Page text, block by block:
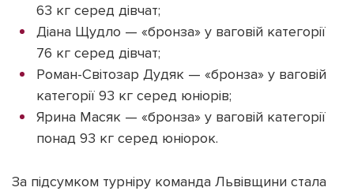
63 кг серед дівчат;
Діана Щудло — «бронза» у ваговій категорії
76 кг серед дівчат;
Роман-Світозар Дудяк — «бронза» у ваговій
категорії 93 кг серед юніорів;
Ярина Масяк — «бронза» у ваговій категорії
понад 93 кг серед юніорок.
За підсумком турніру команда Львівщини стала